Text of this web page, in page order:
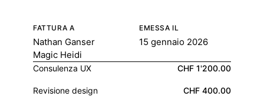
FATTURA A
Nathan Ganser
Magic Heidi
EMESSA IL
15 gennaio 2026
Consulenza UX CHF 1'200.00
Revisione design CHF 400.00